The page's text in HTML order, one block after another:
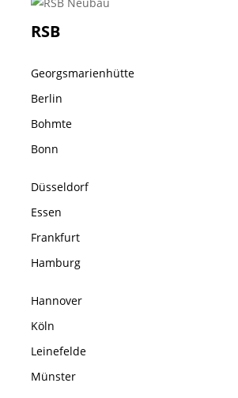
RSB
Georgsmarienhütte
Berlin
Bohmte
Bonn
Düsseldorf
Essen
Frankfurt
Hamburg
Hannover
Köln
Leinefelde
Münster